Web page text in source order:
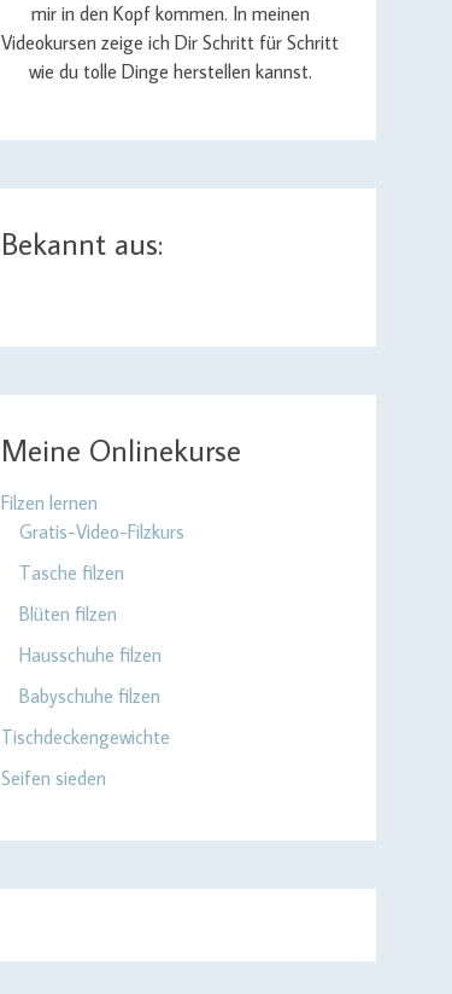
mir in den Kopf kommen. In meinen
Videokursen zeige ich Dir Schritt für Schritt
wie du tolle Dinge herstellen kannst.
Bekannt aus:
Meine Onlinekurse
Filzen lernen
Gratis-Video-Filzkurs
Tasche filzen
Blüten filzen
Hausschuhe filzen
Babyschuhe filzen
Tischdeckengewichte
Seifen sieden